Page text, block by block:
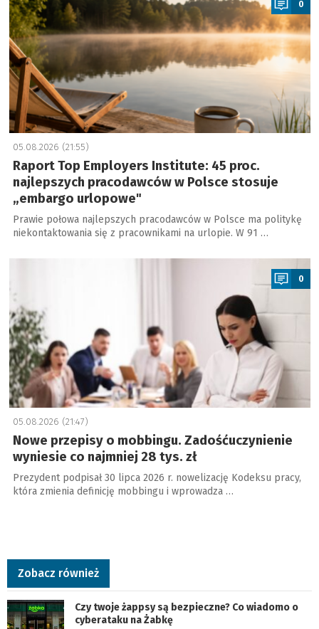
0
05.08.2026 (21:55)
Raport Top Employers Institute: 45 proc.
najlepszych pracodawców w Polsce stosuje
„embargo urlopowe"
Prawie połowa najlepszych pracodawców w Polsce ma politykę
niekontaktowania się z pracownikami na urlopie. W 91 …
0
05.08.2026 (21:47)
Nowe przepisy o mobbingu. Zadośćuczynienie
wyniesie co najmniej 28 tys. zł
Prezydent podpisał 30 lipca 2026 r. nowelizację Kodeksu pracy,
która zmienia definicję mobbingu i wprowadza …
Zobacz również
Czy twoje żappsy są bezpieczne? Co wiadomo o
cyberataku na Żabkę